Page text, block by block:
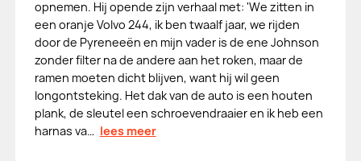
opnemen. Hij opende zijn verhaal met: 'We zitten in
een oranje Volvo 244, ik ben twaalf jaar, we rijden
door de Pyreneeën en mijn vader is de ene Johnson
zonder filter na de andere aan het roken, maar de
ramen moeten dicht blijven, want hij wil geen
longontsteking. Het dak van de auto is een houten
plank, de sleutel een schroevendraaier en ik heb een
harnas va… lees meer